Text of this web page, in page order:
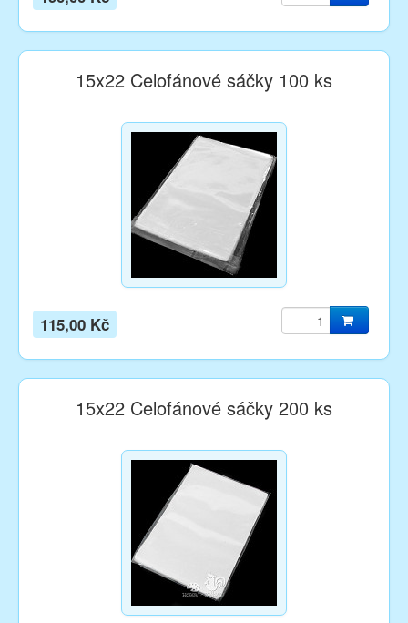
15x22 Celofánové sáčky 100 ks
115,00 Kč
15x22 Celofánové sáčky 200 ks